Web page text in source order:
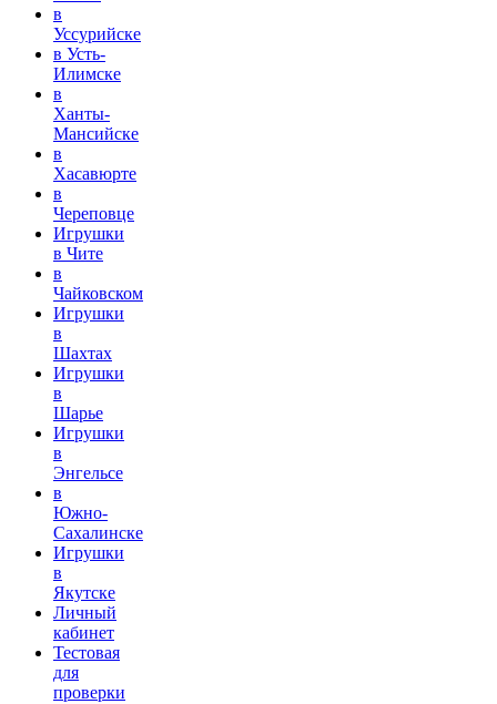
в
Уссурийске
в Усть-
Илимске
в
Ханты-
Мансийске
в
Хасавюрте
в
Череповце
Игрушки
в Чите
в
Чайковском
Игрушки
в
Шахтах
Игрушки
в
Шарье
Игрушки
в
Энгельсе
в
Южно-
Сахалинске
Игрушки
в
Якутске
Личный
кабинет
Тестовая
для
проверки